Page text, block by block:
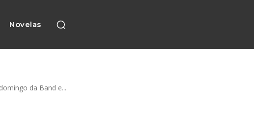
Novelas
da Band e...